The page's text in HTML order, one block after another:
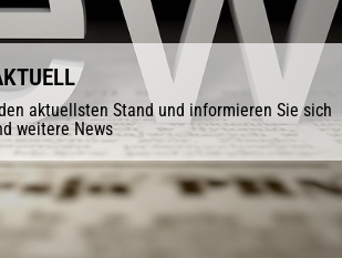
aktuellsten Stand und informieren Sie sich
weitere News